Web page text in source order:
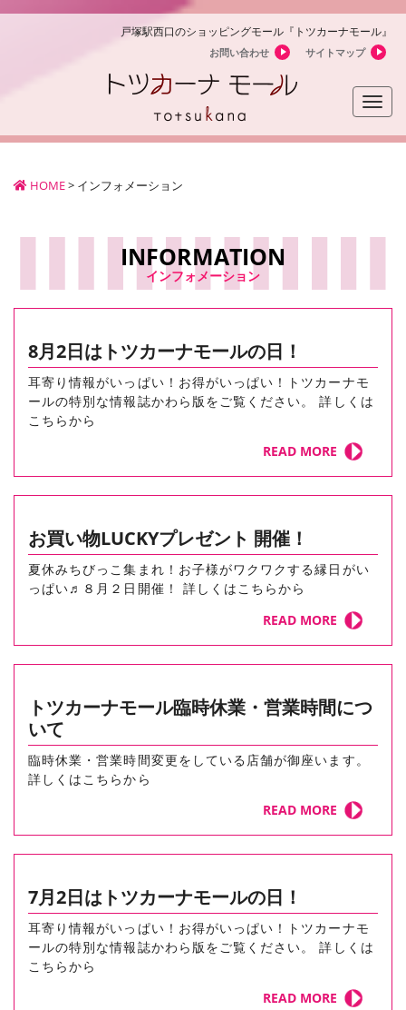
戸塚駅西口のショッピングモール『トツカーナモール』
お問い合わせ サイトマップ
Toggle
HOME> インフォメーション
INFORMATION
インフォメーション
8月2日はトツカーナモールの日！
耳寄り情報がいっぱい！お得がいっぱい！トツカーナモ
ールの特別な情報誌かわら版をご覧ください。 詳しくは
こちらから
READ MORE
お買い物LUCKYプレゼント 開催！
夏休みちびっこ集まれ！お子様がワクワクする縁日がい
っぱい♬８月２日開催！ 詳しくはこちらから
READ MORE
トツカーナモール臨時休業・営業時間につ
いて
臨時休業・営業時間変更をしている店舗が御座います。
詳しくはこちらから
READ MORE
7月2日はトツカーナモールの日！
耳寄り情報がいっぱい！お得がいっぱい！トツカーナモ
ールの特別な情報誌かわら版をご覧ください。 詳しくは
こちらから
READ MORE